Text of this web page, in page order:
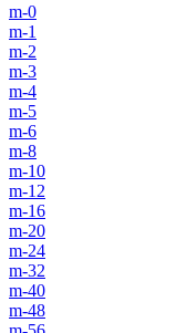
m-0
m-1
m-2
m-3
m-4
m-5
m-6
m-8
m-10
m-12
m-16
m-20
m-24
m-32
m-40
m-48